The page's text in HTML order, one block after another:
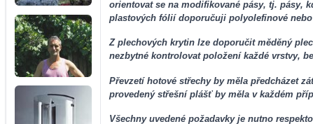
orientovat se na modifikované pásy, tj. pásy,
plastových fólií doporučuji polyolefinové
Z plechových krytin lze doporučit měděný
nezbytné kontrolovat položení každé vrstvy,
Převzetí hotové střechy by měla předcházet
provedený střešní plášť by měla v každém
Všechny uvedené požadavky je nutno